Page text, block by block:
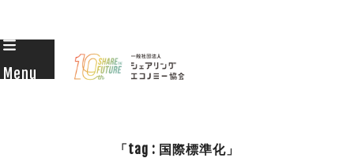
Skip
toMenu
「tag : 国際標準化」